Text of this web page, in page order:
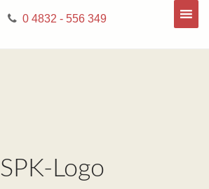
0 4832 - 556 349
SPK-Logo